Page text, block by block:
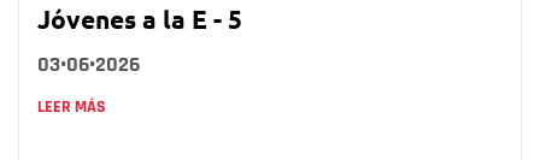
Jóvenes a la E - 5
03•06•2026
LEER MÁS